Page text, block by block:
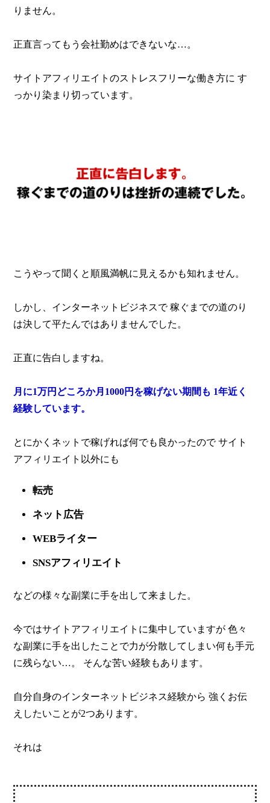
りません。
正直言ってもう会社勤めはできないな…。
サイトアフィリエイトのストレスフリーな働き方に す
っかり染まり切っています。
こうやって聞くと順風満帆に見えるかも知れません。
しかし、インターネットビジネスで稼ぐまでの道のり
は決して平たんではありませんでした。
正直に告白しますね。
月に1万円どころか月1000円を稼げない期間も 1年近く
経験しています。
とにかくネットで稼げれば何でも良かったのでサイト
アフィリエイト以外にも
転売
ネット広告
WEBライター
SNSアフィリエイト
などの様々な副業に手を出して来ました。
今ではサイトアフィリエイトに集中していますが 色々
な副業に手を出したことで力が分散してしまい何も手元
に残らない…。
そんな苦い経験もあります。
自分自身のインターネットビジネス経験から 強くお伝
えしたいことが2つあります。
それは